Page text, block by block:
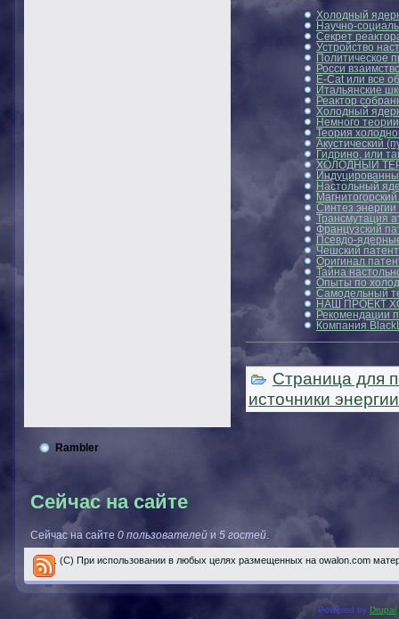
Холодный
Научно-
Секрет
Устройство
Политическое
Росси
E-Cat или все
Итальянские
Реактор
Холодный
Немного
Теория
Акустический
Гидрино, или
ХОЛОДНЫЙ
Настольный
Синтез
Трансмутация
Французский
Псевдо-
Чешский патент
Оригинал
Тайна
Опыты по
Самодельный
НАШ ПРОЕКТ
Рекомендации
Компания
Страница для
источники энергии
Rambler
Сейчас на сайте
Сейчас на сайте 0 пользователей и 5 гостей.
..... (С) При использовании в любых целях размещенных на owalon.com
Powered by Drupal